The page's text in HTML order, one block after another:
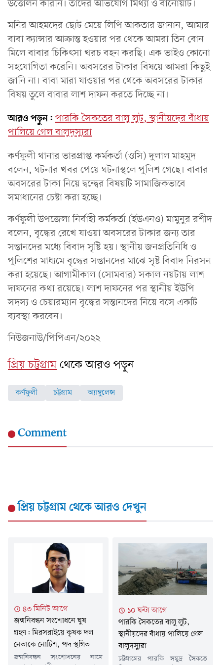
উত্তোলন করিনি। তাদের অভিযোগ মিথ্যা ও বানোয়াট।
মনির আহমদের ছোট মেয়ে লিপি আকতার জানান, আমার
বাবা ক্যান্সার আক্রান্ত হওয়ার পর থেকে আমরা তিন বোন
মিলে বাবার চিকিৎসা খরচ বহন করছি। এক ভাইও কোনো
সহযোগিতা করেনি। অবসরের টাকার বিষয়ে আমরা কিছুই
জানি না। বাবা মারা যাওয়ার পর থেকে অবসরের টাকার
বিষয় তুলে বাবার লাশ দাফন করতে দিচ্ছে না।
আরও পড়ুন: পারকি সৈকতের বালু লুট, স্থানীয়দের বাঁধায়
পালিয়ে গেল বালুদস্যুরা
কর্ণফুলী থানার ভারপ্রাপ্ত কর্মকর্তা (ওসি) দুলাল মাহমুদ
বলেন, ঘটনার খবর পেয়ে ঘটনাস্থলে পুলিশ গেছে। বাবার
অবসরের টাকা নিয়ে দ্বন্দ্বের বিষয়টি সামাজিকভাবে
সমাধানের চেষ্টা করা হচ্ছে।
কর্ণফুলী উপজেলা নির্বাহী কর্মকর্তা (ইউএনও) মামুনুর রশীদ
বলেন, বৃদ্ধের রেখে যাওয়া অবসরের টাকার জন্য তার
সন্তানদের মধ্যে বিবাদ সৃষ্টি হয়। স্থানীয় জনপ্রতিনিধি ও
পুলিশের মাধ্যমে বৃদ্ধের সন্তানদের মাঝে সৃষ্ট বিবাদ নিরসন
করা হয়েছে। আগামীকাল (সোমবার) সকাল নয়টায় লাশ
দাফনের কথা রয়েছে। লাশ দাফনের পর স্থানীয় ইউপি
সদস্য ও চেয়ারম্যান বৃদ্ধের সন্তানদের নিয়ে বসে একটি
ব্যবস্থা করবেন।
নিউজনাউ/পিপিএন/২০২২
প্রিয় চট্টগ্রামথেকে আরও পড়ুন
কর্ণফুলী চট্টগ্রাম অ্যাম্বুলেন্স
Comment
প্রিয় চট্টগ্রামথেকে আরও দেখুন
৪৩ মিনিট আগে
জন্মনিবন্ধন সংশোধনে ঘুষ
গ্রহণ: মিরসরাইয়ে কৃষক দল
নেতাকে নোটিশ, পদ স্থগিত
জন্মনিবন্ধন সংশোধনের নামে
১০ ঘন্টা আগে
পারকি সৈকতের বালু লুট,
স্থানীয়দের বাঁধায় পালিয়ে গেল
বালুদস্যুরা
চট্টগ্রামের পারকি সমুদ্র সৈকতে